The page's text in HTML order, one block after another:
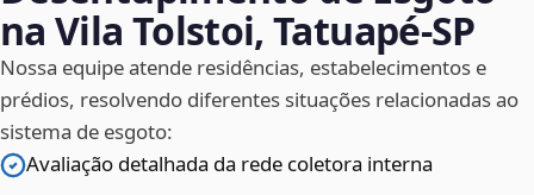
na Vila Tolstoi, Tatuapé‑SP
Nossa equipe atende residências, estabelecimentos e
prédios, resolvendo diferentes situações relacionadas ao
sistema de esgoto:
Avaliação detalhada da rede coletora interna